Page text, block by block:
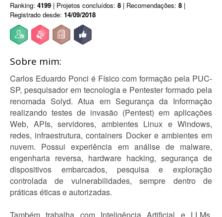
Ranking: 4199 | Projetos concluídos: 8 | Recomendações: 8 |
Registrado desde: 14/09/2018
Sobre mim:
Carlos Eduardo Ponci é Físico com formação pela PUC-
SP, pesquisador em tecnologia e Pentester formado pela
renomada Solyd. Atua em Segurança da Informação
realizando testes de invasão (Pentest) em aplicações
Web, APIs, servidores, ambientes Linux e Windows,
redes, infraestrutura, containers Docker e ambientes em
nuvem. Possui experiência em análise de malware,
engenharia reversa, hardware hacking, segurança de
dispositivos embarcados, pesquisa e exploração
controlada de vulnerabilidades, sempre dentro de
práticas éticas e autorizadas.